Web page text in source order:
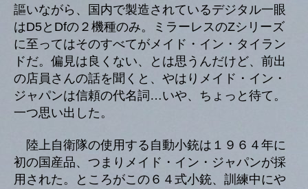
謳いながら、国内で製造されているデジタル一眼
はD5とDfの２機種のみ。ミラーレスのZシリーズ
に至ってはそのすべてがメイド・イン・タイラン
ドだ。偏見は良くない、とは思うんだけど、前出
の店員さんの話を聞くと、やはりメイド・イン・
ジャパンは信頼の代名詞…いや、ちょっと待て。
一つ思い出した。
陸上自衛隊の使用する自動小銃は１９６４年に
初の国産品、つまりメイド・イン・ジャパンが採
用された。ところがこの６４式小銃、訓練中にや